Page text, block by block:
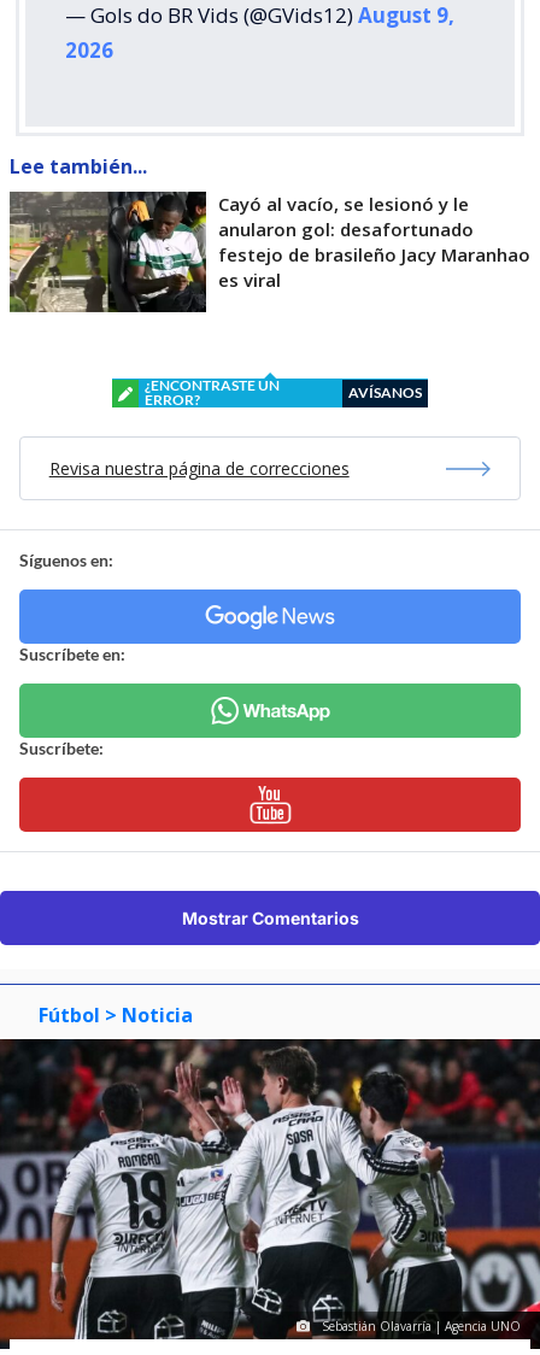
— Gols do BR Vids (@GVids12)August 9,
2026
Lee también...
Cayó al vacío, se lesionó y le
anularon gol: desafortunado
festejo de brasileño Jacy Maranhao
es viral
¿ENCONTRASTE UN
ERROR?
AVÍSANOS
Revisa nuestra página de correcciones
Síguenos en:
Suscríbete en:
Suscríbete:
Mostrar Comentarios
Fútbol > Noticia
Sebastián Olavarría | Agencia UNO